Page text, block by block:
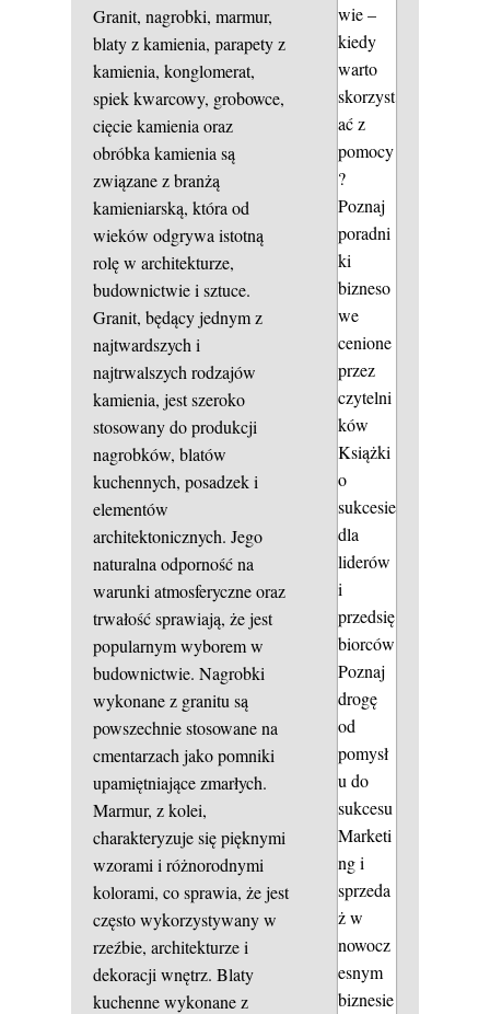
Granit, nagrobki, marmur,
blaty z kamienia, parapety z
kamienia, konglomerat,
spiek kwarcowy, grobowce,
cięcie kamienia oraz
obróbka kamienia są
związane z branżą
kamieniarską, która od
wieków odgrywa istotną
rolę w architekturze,
budownictwie i sztuce.
Granit, będący jednym z
najtwardszych i
najtrwalszych rodzajów
kamienia, jest szeroko
stosowany do produkcji
nagrobków, blatów
kuchennych, posadzek i
elementów
architektonicznych. Jego
naturalna odporność na
warunki atmosferyczne oraz
trwałość sprawiają, że jest
popularnym wyborem w
budownictwie. Nagrobki
wykonane z granitu są
powszechnie stosowane na
cmentarzach jako pomniki
upamiętniające zmarłych.
Marmur, z kolei,
charakteryzuje się pięknymi
wzorami i różnorodnymi
kolorami, co sprawia, że jest
często wykorzystywany w
rzeźbie, architekturze i
dekoracji wnętrz. Blaty
kuchenne wykonane z
wie –
kiedy
warto
skorzyst
ać z
pomocy
?
Poznaj
poradni
ki
bizneso
we
cenione
przez
czytelni
ków
Książki
o
sukcesie
dla
liderów
i
przedsię
biorców
Poznaj
drogę
od
pomysł
u do
sukcesu
Marketi
ng i
sprzeda
ż w
nowocz
esnym
biznesie